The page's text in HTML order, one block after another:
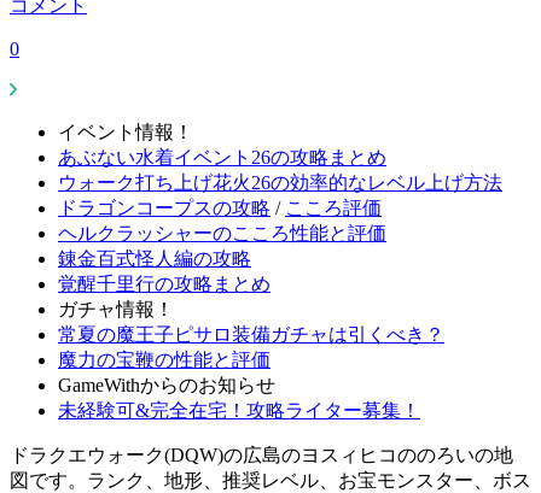
コメント
0
イベント情報！
あぶない水着イベント26の攻略まとめ
ウォーク打ち上げ花火26の効率的なレベル上げ方法
ドラゴンコープスの攻略 / こころ評価
ヘルクラッシャーのこころ性能と評価
錬金百式怪人編の攻略
覚醒千里行の攻略まとめ
ガチャ情報！
常夏の魔王子ピサロ装備ガチャは引くべき？
魔力の宝鞭の性能と評価
GameWithからのお知らせ
未経験可&完全在宅！攻略ライター募集！
ドラクエウォーク(DQW)の広島のヨスィヒコののろいの地
図です。ランク、地形、推奨レベル、お宝モンスター、ボス